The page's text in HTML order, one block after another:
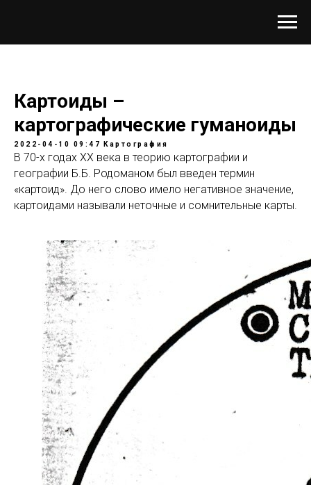
Картоиды –
картографические гуманоиды
2022-04-10 09:47 Картография
В 70-х годах ХХ века в теорию картографии и
географии Б.Б. Родоманом был введен термин
«картоид». До него слово имело негативное значение,
картоидами называли неточные и сомнительные карты.